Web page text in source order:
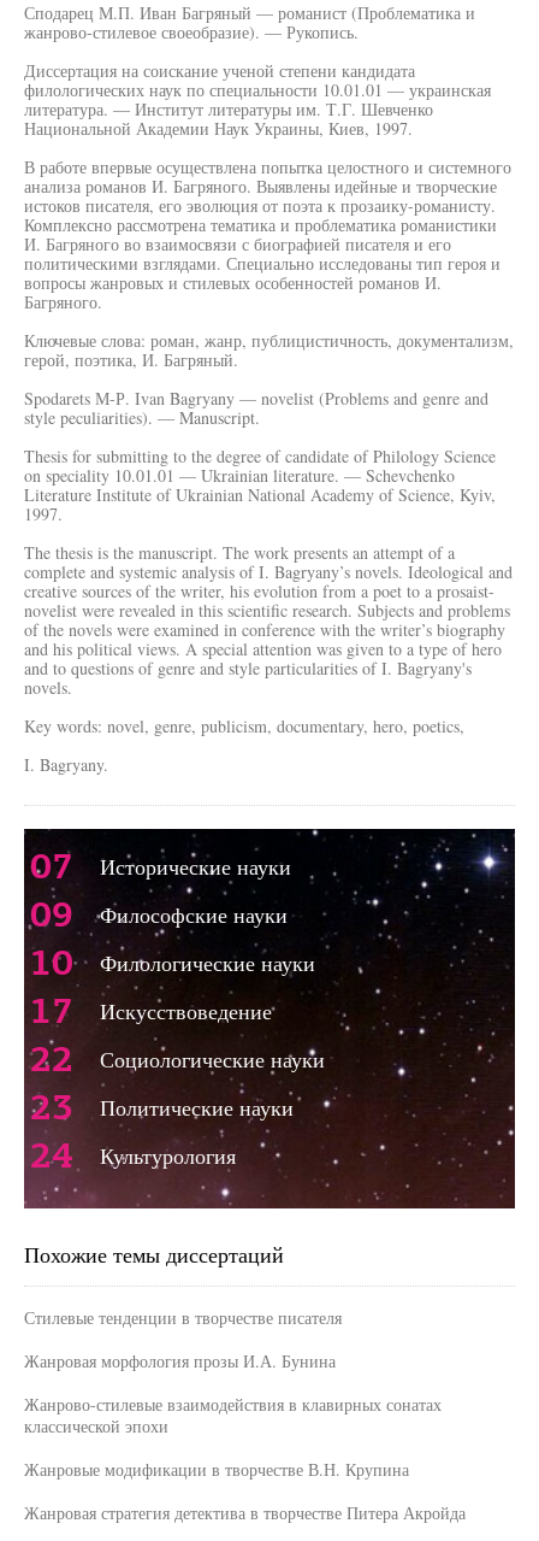
Сподарец М.П. Иван Багряный — романист (Проблематика и
жанрово-стилевое своеобразие). — Рукопись.
Диссертация на соискание ученой степени кандидата
филологических наук по специальности 10.01.01 — украинская
литература. — Институт литературы им. Т.Г. Шевченко
Национальной Академии Наук Украины, Киев, 1997.
В работе впервые осуществлена попытка целостного и системного
анализа романов И. Багряного. Выявлены идейные и творческие
истоков писателя, его эволюция от поэта к прозаику-романисту.
Комплексно рассмотрена тематика и проблематика романистики
И. Багряного во взаимосвязи с биографией писателя и его
политическими взглядами. Специально исследованы тип героя и
вопросы жанровых и стилевых особенностей романов И.
Багряного.
Ключевые слова: роман, жанр, публицистичность, документализм,
герой, поэтика, И. Багряный.
Spodarets М-Р. Ivan Bagryany — novelist (Problems and genre and
style peculiarities). — Manuscript.
Thesis for submitting to the degree of candidate of Philology Science
on speciality 10.01.01 — Ukrainian literature. — Schevchenko
Literature Institute of Ukrainian National Academy of Science, Kyiv,
1997.
The thesis is the manuscript. The work presents an attempt of a
complete and systemic analysis of I. Bagryany’s novels. Ideological and
creative sources of the writer, his evolution from a poet to a prosaist-
novelist were revealed in this scientific research. Subjects and problems
of the novels were examined in conference with the writer’s biography
and his political views. A special attention was given to a type of hero
and to questions of genre and style particularities of I. Bagryany's
novels.
Key words: novel, genre, publicism, documentary, hero, poetics,
I. Bagryany.
07 Исторические науки
09 Философские науки
10 Филологические науки
17 Искусствоведение
22 Социологические науки
23 Политические науки
24 Культурология
Похожие темы диссертаций
Стилевые тенденции в творчестве писателя
Жанровая морфология прозы И.А. Бунина
Жанрово-стилевые взаимодействия в клавирных сонатах
классической эпохи
Жанровые модификации в творчестве В.Н. Крупина
Жанровая стратегия детектива в творчестве Питера Акройда